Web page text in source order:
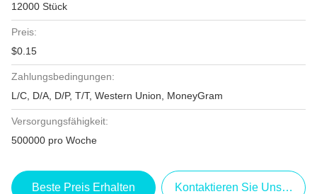
12000 Stück
Preis:
$0.15
Zahlungsbedingungen:
L/C, D/A, D/P, T/T, Western Union, MoneyGram
Versorgungsfähigkeit:
500000 pro Woche
Beste Preis Erhalten Kontaktieren Sie Uns Jetzt